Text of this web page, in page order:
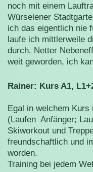
noch mit einem
Würselener
ich das eigentlich nie
laufe ich mittlerweile
durch. Netter
weit geworden, ich
Rainer: Kurs A1,
Egal in welchem
(Laufen Anfänger;
Skiworkout und
freundschaftlich und
worden.
Training bei jedem